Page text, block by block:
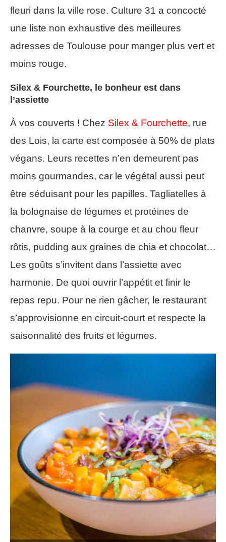
fleuri dans la ville rose. Culture 31 a concocté
une liste non exhaustive des meilleures
adresses de Toulouse pour manger plus vert et
moins rouge.
Silex & Fourchette, le bonheur est dans
l’assiette
À vos couverts ! Chez Silex & Fourchette, rue
des Lois, la carte est composée à 50% de plats
végans. Leurs recettes n’en demeurent pas
moins gourmandes, car le végétal aussi peut
être séduisant pour les papilles. Tagliatelles à
la bolognaise de légumes et protéines de
chanvre, soupe à la courge et au chou fleur
rôtis, pudding aux graines de chia et chocolat…
Les goûts s’invitent dans l’assiette avec
harmonie. De quoi ouvrir l’appétit et finir le
repas repu. Pour ne rien gâcher, le restaurant
s’approvisionne en circuit-court et respecte la
saisonnalité des fruits et légumes.